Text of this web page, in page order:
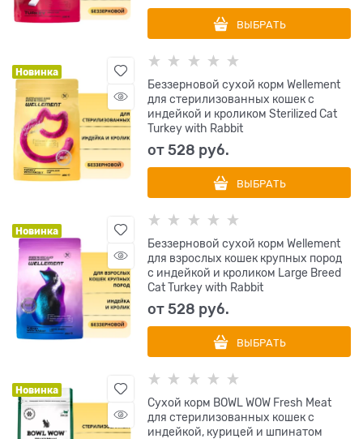
ВЫБРАТЬ
Новинка
Беззерновой сухой корм Wellement
для стерилизованных кошек с
индейкой и кроликом Sterilized Cat
Turkey with Rabbit
от528 руб.
ВЫБРАТЬ
Новинка
Беззерновой сухой корм Wellement
для взрослых кошек крупных пород
с индейкой и кроликом Large Breed
Cat Turkey with Rabbit
от528 руб.
ВЫБРАТЬ
Новинка
Сухой корм BOWL WOW Fresh Meat
для стерилизованных кошек с
индейкой, курицей и шпинатом